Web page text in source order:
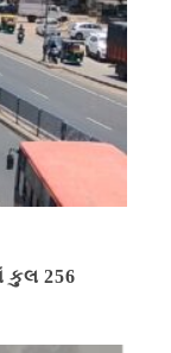
કુલ 256